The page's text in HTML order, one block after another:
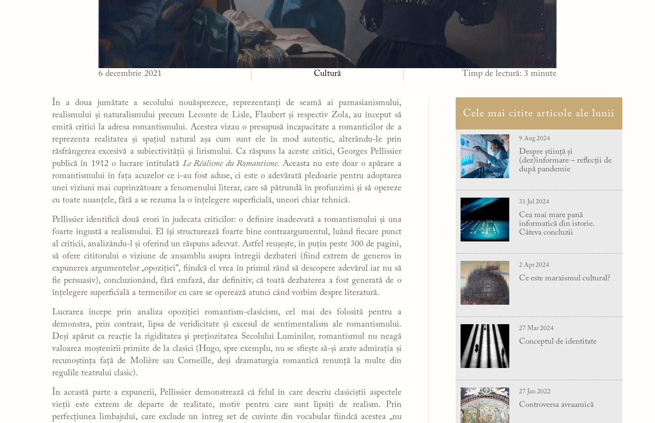
6 decembrie 2021 Cultură Timp de lectură: 3 minute
În a doua jumătate a secolului nouăsprezece, reprezentanți de seamă ai parnasianismului,
realismului și naturalismului precum Leconte de Lisle, Flaubert și respectiv Zola, au început să
emită critici la adresa romantismului. Acestea vizau o presupusă incapacitate a romanticilor de a
reprezenta realitatea și spațiul natural așa cum sunt ele în mod autentic, alterându-le prin
răsfrângerea excesivă a subiectivității și lirismului. Ca răspuns la aceste critici, Georges Pellissier
publică în 1912 o lucrare intitulată Le Réalisme du Romantisme. Aceasta nu este doar o apărare a
romantismului în fața acuzelor ce i-au fost aduse, ci este o adevărată pledoarie pentru adoptarea
unei viziuni mai cuprinzătoare a fenomenului literar, care să pătrundă în profunzimi și să opereze
cu toate nuanțele, fără a se rezuma la o înțelegere superficială, uneori chiar tehnică.
Pellissier identifică două erori în judecata criticilor: o definire inadecvată a romantismului și una
foarte îngustă a realismului. El își structurează foarte bine contraargumentul, luând fiecare punct
al criticii, analizându-l și oferind un răspuns adecvat. Astfel reușește, în puțin peste 300 de pagini,
să ofere cititorului o viziune de ansamblu asupra întregii dezbateri (fiind extrem de generos în
expunerea argumentelor „opoziției”, fiindcă el vrea în primul rând să descopere adevărul iar nu să
fie persuasiv), concluzionând, fără emfază, dar definitiv, că toată dezbaterea a fost generată de o
înțelegere superficială a termenilor cu care se operează atunci când vorbim despre literatură.
Lucrarea începe prin analiza opoziției romantism-clasicism, cel mai des folosită pentru a
demonstra, prin contrast, lipsa de veridicitate și excesul de sentimentalism ale romantismului.
Deși apărut ca reacție la rigiditatea și prețiozitatea Secolului Luminilor, romantismul nu neagă
valoarea moștenirii primite de la clasici (Hugo, spre exemplu, nu se sfiește să-și arate admirația și
recunoștința față de Molière sau Corneille, deși dramaturgia romantică renunță la multe din
regulile teatrului clasic).
În această parte a expunerii, Pellissier demonstrează că felul în care descriu clasiciștii aspectele
vieții este extrem de departe de realitate, motiv pentru care sunt lipsiți de realism. Prin
perfecțiunea limbajului, care exclude un întreg set de cuvinte din vocabular fiindcă acestea „nu
Cele mai citite articole ale lunii
9 Aug 2024
Despre știință și
(dez)informare – reflecții de
după pandemie
31 Jul 2024
Cea mai mare pană
informatică din istorie.
Câteva concluzii
2 Apr 2024
Ce este marxismul cultural?
27 Mar 2024
Conceptul de identitate
27 Jan 2022
Controversa avraamică